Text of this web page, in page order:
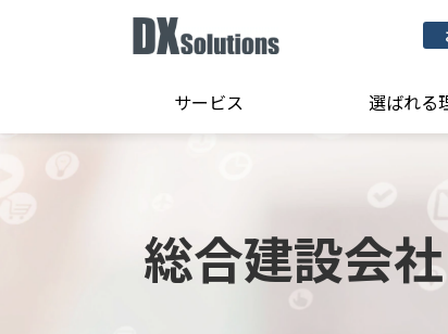
サービス 選ばれる
総合建設会